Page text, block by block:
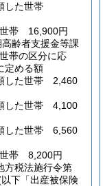
した世帯
世帯 16,900円
齢者支援金等課
帯の区分に応
定める額
した世帯 2,460
した世帯 4,100
した世帯 6,560
世帯 8,200円
方税法施行令第
下「出産被保険